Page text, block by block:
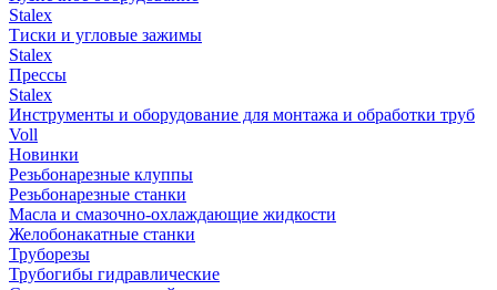
Stalex
Тиски и угловые зажимы
Stalex
Прессы
Stalex
Инструменты и оборудование для монтажа и обработки труб
Voll
Новинки
Резьбонарезные клуппы
Резьбонарезные станки
Масла и смазочно-охлаждающие жидкости
Желобонакатные станки
Труборезы
Трубогибы гидравлические